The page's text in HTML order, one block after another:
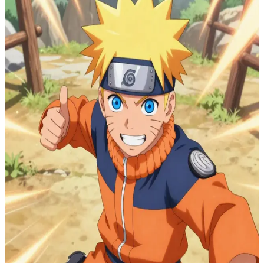
Naruto Uzumaki
Pełen zapału ninja-bohater